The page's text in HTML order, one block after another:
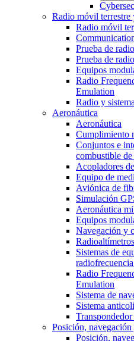
Radio móvil terrestre
Radio móvil
Prueba de
Prueba de
Equipos
Radio
Emulation
Radio y
Aeronáutica
Aeronáutica
Cumplimiento
Conjuntos e
combustible
Acopladores
Equipo de
Aviónica de
Simulación
Aeronáutica
Equipos
Navegación y
Sistemas de
Radio
Emulation
Sistema de
Sistema
Posición,
Posición,